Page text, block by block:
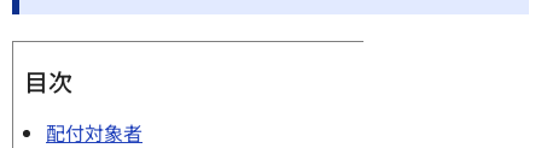
目次
配付対象者